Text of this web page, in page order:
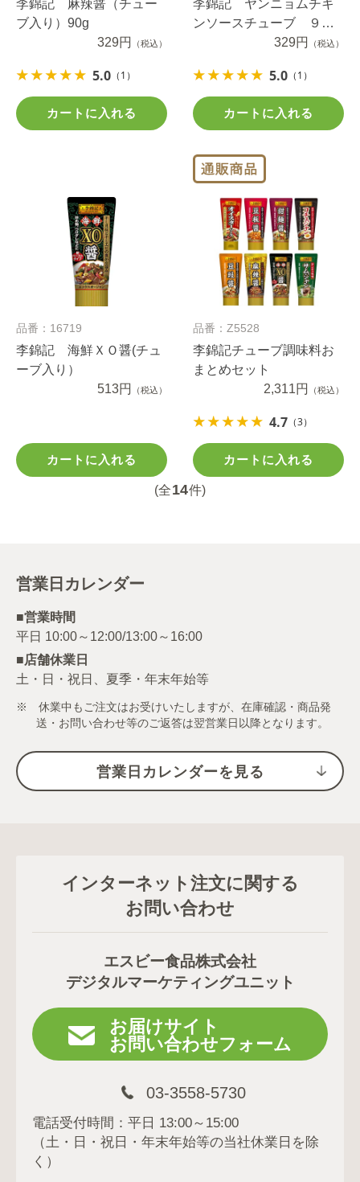
李錦記 麻辣醤（チュー
ブ入り）90g
329円
（税込）
5.0 （1）
カートに入れる
李錦記 ヤンニョムチキ
ンソースチューブ ９０
329円 （税込）
5.0 （1）
カートに入れる
品番：16719
李錦記 海鮮ＸＯ醤(チュ
ーブ入り）
513円
（税込）
カートに入れる
品番：Z5528
李錦記チューブ調味料お
まとめセット
2,311円
（税込）
4.7 （3）
カートに入れる
(全14件)
営業日カレンダー
■営業時間
■店舗休業日
土・日・祝日、夏季・年末年始等
※ 休業中もご注文はお受けいたしますが、在庫確認・商品発
送・お問い合わせ等のご返答は翌営業日以降となります。
営業日カレンダーを見る
インターネット注文に関する
お問い合わせ
エスビー食品株式会社
デジタルマーケティングユニット
お届けサイト
お問い合わせフォーム
03-3558-5730
電話受付時間：平日 13:00～15:00
（土・日・祝日・年末年始等の当社休業日を除
く）